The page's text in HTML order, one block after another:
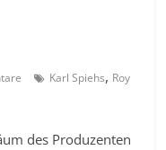
Karl Spiehs, Roy
des Produzenten